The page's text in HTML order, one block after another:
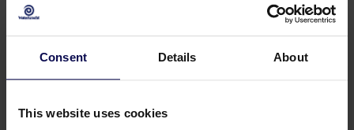
Consent Details About
This website uses cookies